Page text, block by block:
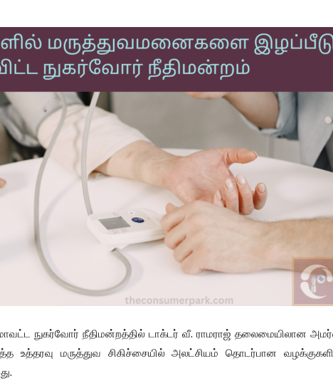
நுகர்வோர் நீதிமன்றத்தில் டாக்டர் வீ. ராமராஜ் தலைமையிலான
உத்தரவு மருத்துவ சிகிச்சையில் அலட்சியம் தொடர்பான